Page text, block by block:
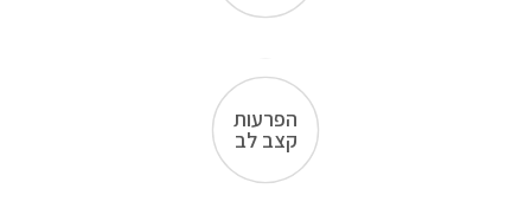
הפרעות
קצב לב